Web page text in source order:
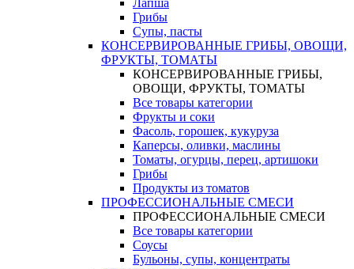
Лапша
Грибы
Супы, пасты
КОНСЕРВИРОВАННЫЕ ГРИБЫ, ОВОЩИ,
ФРУКТЫ, ТОМАТЫ
КОНСЕРВИРОВАННЫЕ ГРИБЫ,
ОВОЩИ, ФРУКТЫ, ТОМАТЫ
Все товары категории
Фрукты и соки
Фасоль, горошек, кукуруза
Каперсы, оливки, маслины
Томаты, огурцы, перец, артишоки
Грибы
Продукты из томатов
ПРОФЕССИОНАЛЬНЫЕ СМЕСИ
ПРОФЕССИОНАЛЬНЫЕ СМЕСИ
Все товары категории
Соусы
Бульоны, супы, концентраты